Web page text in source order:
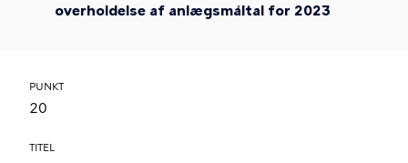
overholdelse af anlægsmåltal for 2023
PUNKT
20
TITEL